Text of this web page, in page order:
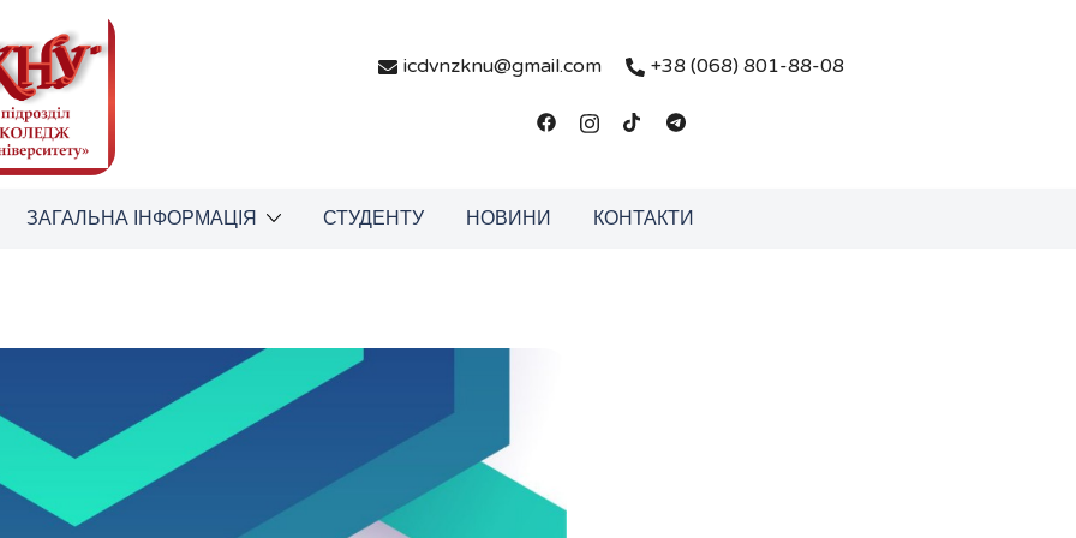
icdvnzknu@gmail.com +38 (068) 801-88-08
ЗАГАЛЬНА ІНФОРМАЦІЯ СТУДЕНТУ НОВИНИ КОНТАКТИ